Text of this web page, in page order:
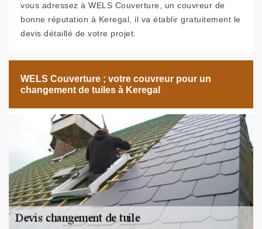
vous adressez à WELS Couverture, un couvreur de
bonne réputation à Keregal, il va établir gratuitement le
devis détaillé de votre projet.
WELS Couverture ; votre couvreur pour un
changement de tuiles à Keregal